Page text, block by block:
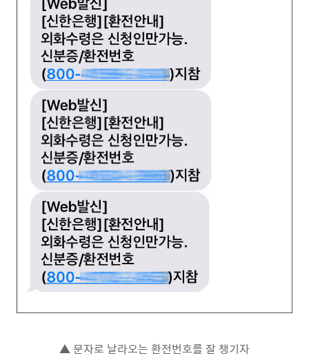
▲ 문자로 날라오는 환전번호를 잘 챙기자